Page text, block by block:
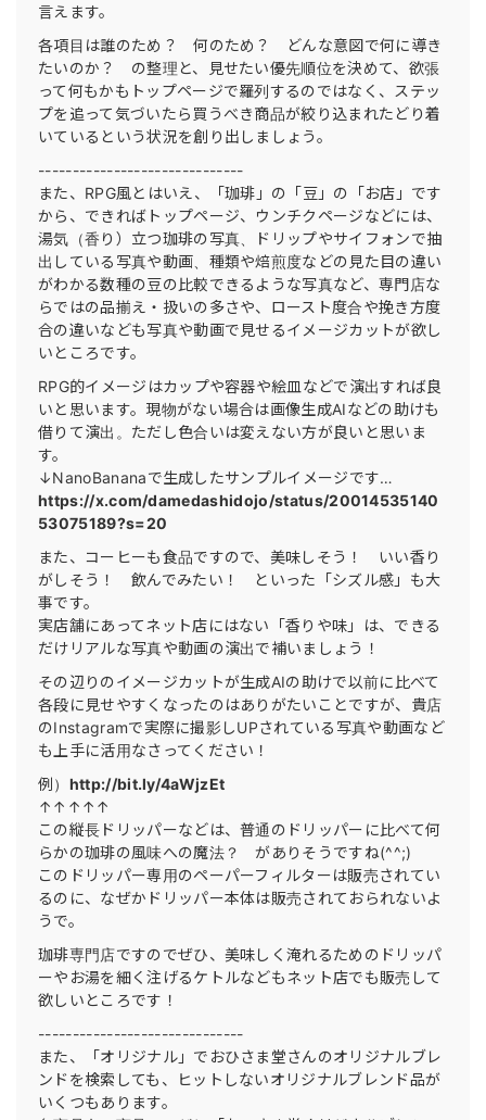
言えます。
各項目は誰のため？ 何のため？ どんな意図で何に導き
たいのか？ の整理と、見せたい優先順位を決めて、欲張
って何もかもトップページで羅列するのではなく、ステッ
プを追って気づいたら買うべき商品が絞り込まれたどり着
いているという状況を創り出しましょう。
------------------------------
また、RPG風とはいえ、「珈琲」の「豆」の「お店」です
から、できればトップページ、ウンチクページなどには、
湯気（香り）立つ珈琲の写真、ドリップやサイフォンで抽
出している写真や動画、種類や焙煎度などの見た目の違い
がわかる数種の豆の比較できるような写真など、専門店な
らではの品揃え・扱いの多さや、ロースト度合や挽き方度
合の違いなども写真や動画で見せるイメージカットが欲し
いところです。
RPG的イメージはカップや容器や絵皿などで演出すれば良
いと思います。現物がない場合は画像生成AIなどの助けも
借りて演出。ただし色合いは変えない方が良いと思いま
す。
↓NanoBananaで生成したサンプルイメージです…
https://x.com/damedashidojo/status/20014535140
53075189?s=20
また、コーヒーも食品ですので、美味しそう！ いい香り
がしそう！ 飲んでみたい！ といった「シズル感」も大
事です。
実店舗にあってネット店にはない「香りや味」は、できる
だけリアルな写真や動画の演出で補いましょう！
その辺りのイメージカットが生成AIの助けで以前に比べて
各段に見せやすくなったのはありがたいことですが、貴店
のInstagramで実際に撮影しUPされている写真や動画など
も上手に活用なさってください！
例） http://bit.ly/4aWjzEt
↑↑↑↑↑
この縦長ドリッパーなどは、普通のドリッパーに比べて何
らかの珈琲の風味への魔法？ がありそうですね(^^;)
このドリッパー専用のペーパーフィルターは販売されてい
るのに、なぜかドリッパー本体は販売されておられないよ
うで。
珈琲専門店ですのでぜひ、美味しく淹れるためのドリッパ
ーやお湯を細く注げるケトルなどもネット店でも販売して
欲しいところです！
------------------------------
また、「オリジナル」でおひさま堂さんのオリジナルブレ
ンドを検索しても、ヒットしないオリジナルブレンド品が
いくつもあります。